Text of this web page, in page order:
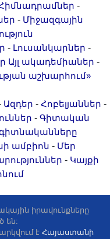
-
- Միջազգային
- Լուսանկարներ -
Այլ ակադեմիաներ -
աշխարհում»
Ազդեր - Հոբելյաններ -
- Գիտական
գիտնականները
ամբիոն - Մեր
- Կայքի
իրավունքները
են:
է Հայաստանի